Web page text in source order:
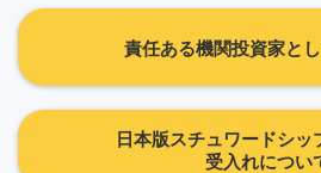
責任ある機関投資家と
日本版スチュワードシッ
受入れについ